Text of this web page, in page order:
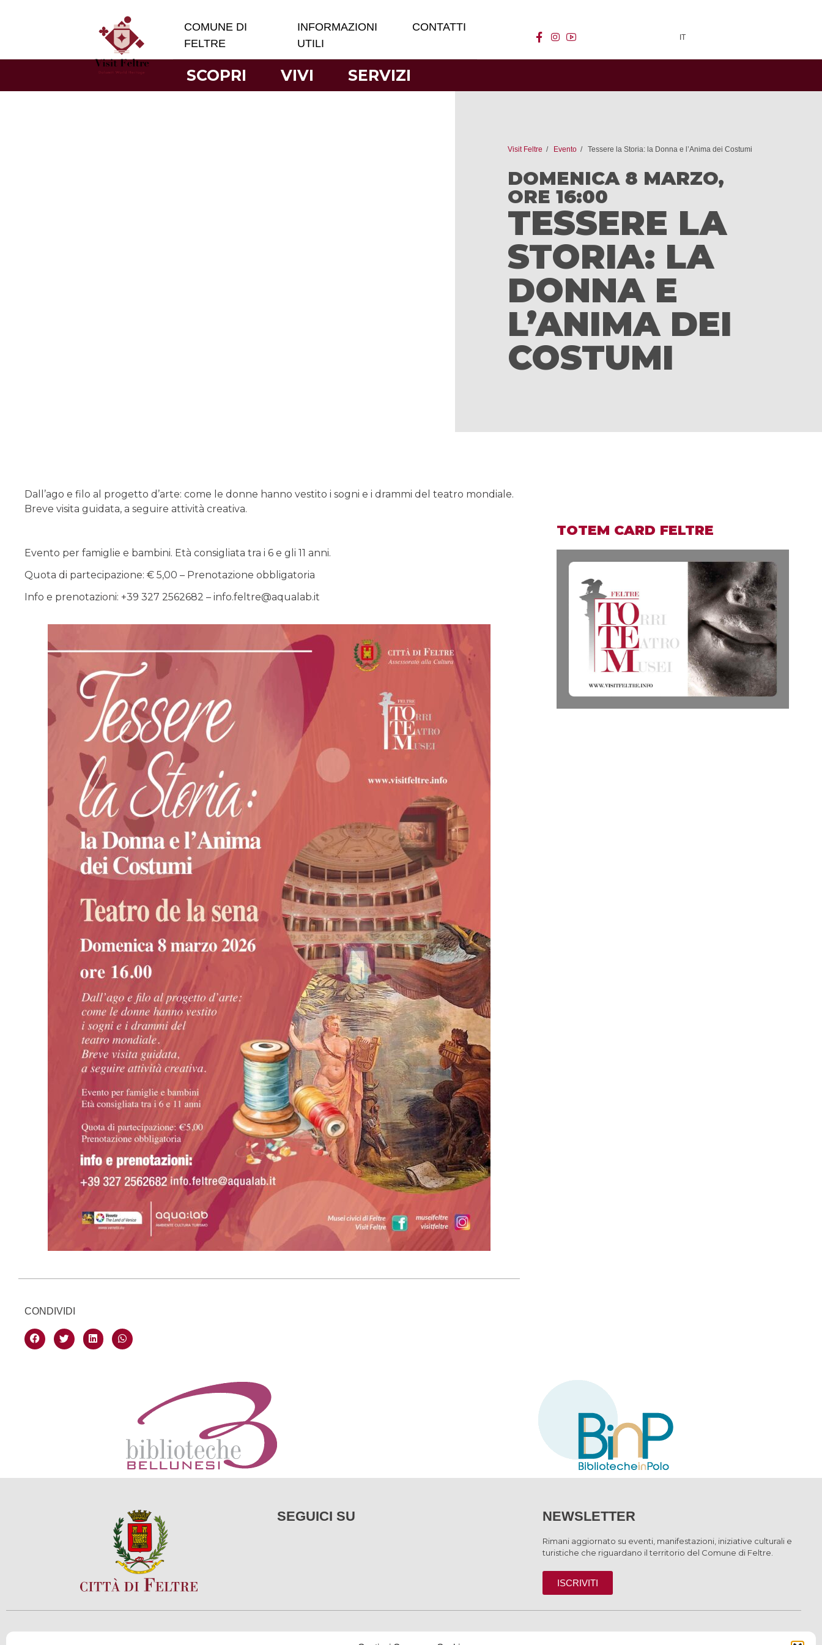
COMUNE DI
FELTRE
INFORMAZIONI
UTILI
CONTATTI
facebook
instagram IT
SCOPRI VIVI SERVIZI
Visit Feltre Evento Tessere la Storia: la Donna e l’Anima dei Costumi
DOMENICA 8 MARZO,
ORE 16:00
TESSERE LA
STORIA: LA
DONNA E
L’ANIMA DEI
COSTUMI
Dall’ago e filo al progetto d’arte: come le donne hanno vestito i sogni e i drammi del teatro mondiale.
Breve visita guidata, a seguire attività creativa.
Evento per famiglie e bambini. Età consigliata tra i 6 e gli 11 anni.
Quota di partecipazione: € 5,00 – Prenotazione obbligatoria
Info e prenotazioni: +39 327 2562682 – info.feltre@aqualab.it
CONDIVIDI
TOTEM CARD FELTRE
SEGUICI SU NEWSLETTER
Rimani aggiornato su eventi, manifestazioni, iniziative culturali e
turistiche che riguardano il territorio del Comune di Feltre.
ISCRIVITI